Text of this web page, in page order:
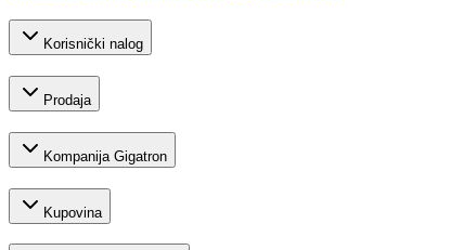
Korisnički nalog
Prodaja
Kompanija Gigatron
Kupovina